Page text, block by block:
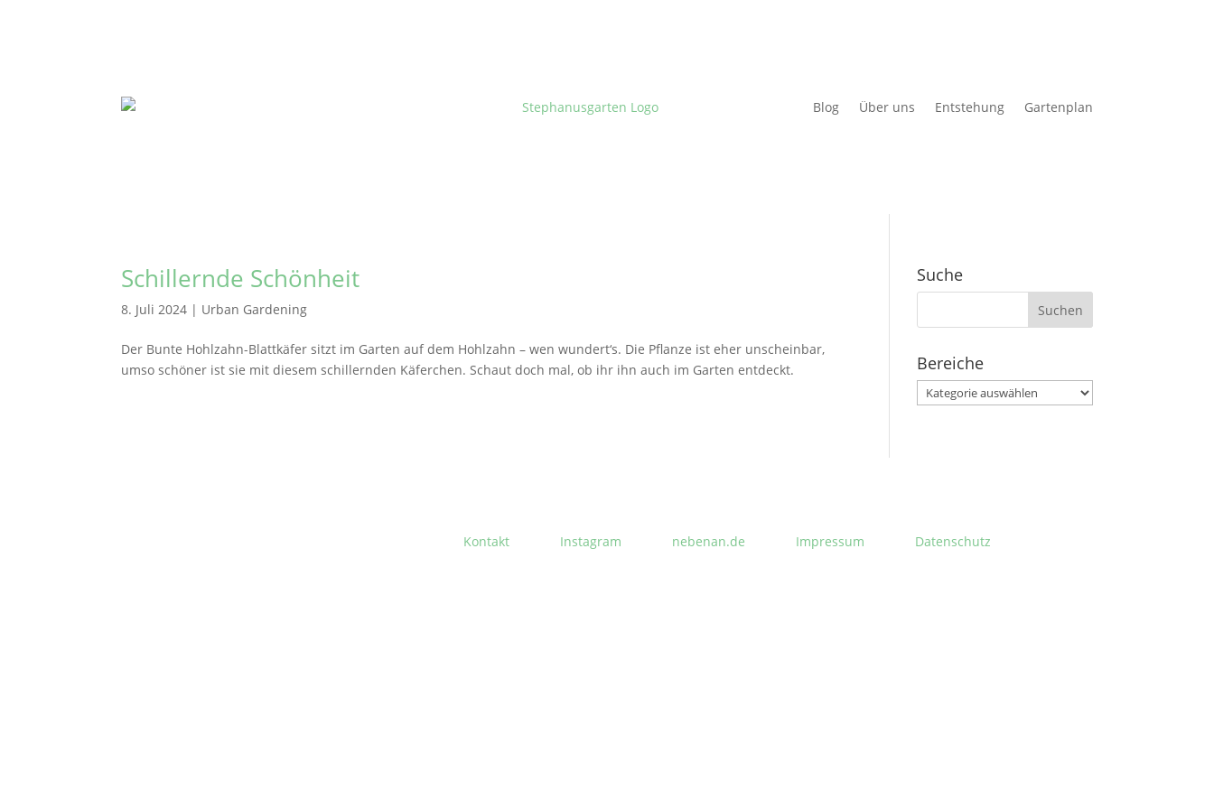
Blog Über uns Entstehung Gartenplan
Schillernde Schönheit
8. Juli 2024 | Urban Gardening
Der Bunte Hohlzahn-Blattkäfer sitzt im Garten auf dem Hohlzahn – wen wundert‘s. Die Pflanze ist eher unscheinbar,
umso schöner ist sie mit diesem schillernden Käferchen. Schaut doch mal, ob ihr ihn auch im Garten entdeckt.
Suche
Suchen
Bereiche
Bereiche
Kontakt Instagram nebenan.de Impressum Datenschutz